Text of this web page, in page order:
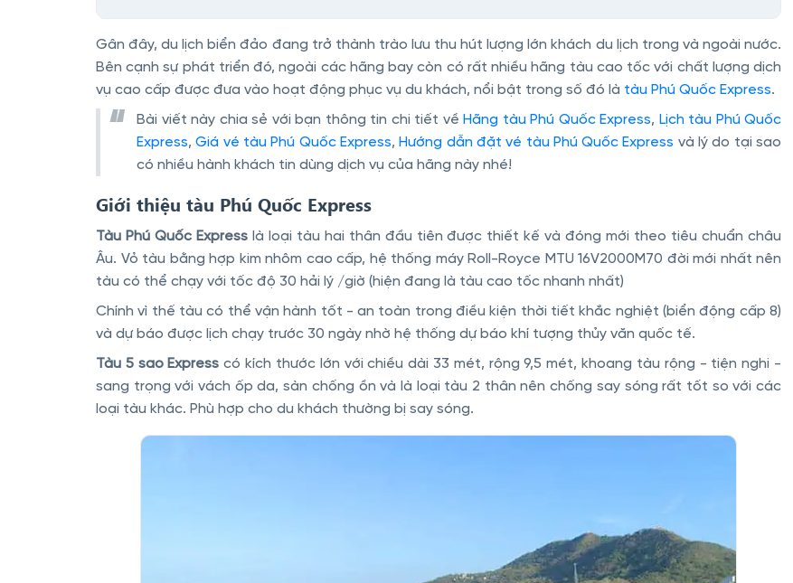
Gân đây, du lịch biển đảo đang trở thành trào lưu thu hút lượng lớn khách du lịch trong và ngoài nước.
Bên cạnh sự phát triển đó, ngoài các hãng bay còn có rất nhiều hãng tàu cao tốc với chất lượng dịch
vụ cao cấp được đưa vào hoạt động phục vụ du khách, nổi bật trong số đó là tàu Phú Quốc Express.
Bài viết này chia sẻ với bạn thông tin chi tiết về Hãng tàu Phú Quốc Express, Lịch tàu Phú Quốc
Express,Giá vé tàu Phú Quốc Express, Hướng dẫn đặt vé tàu Phú Quốc Express và lý do tại sao
có nhiều hành khách tin dùng dịch vụ của hãng này nhé!
Giới thiệu tàu Phú Quốc Express
Tàu Phú Quốc Expresslà loại tàu hai thân đầu tiên được thiết kế và đóng mới theo tiêu chuẩn châu
Âu. Vỏ tàu bằng hợp kim nhôm cao cấp, hệ thống máy Roll-Royce MTU 16V2000M70 đời mới nhất nên
tàu có thể chạy với tốc độ 30 hải lý /giờ (hiện đang là tàu cao tốc nhanh nhất)
Chính vì thế tàu có thể vận hành tốt - an toàn trong điều kiện thời tiết khắc nghiệt (biển động cấp 8)
và dự báo được lịch chạy trước 30 ngày nhờ hệ thống dự báo khí tượng thủy văn quốc tế.
Tàu 5 sao Express có kích thước lớn với chiều dài 33 mét, rộng 9,5 mét, khoang tàu rộng - tiện nghi -
sang trọng với vách ốp da, sàn chống ồn và là loại tàu 2 thân nên chống say sóng rất tốt so với các
loại tàu khác. Phù hợp cho du khách thường bị say sóng.